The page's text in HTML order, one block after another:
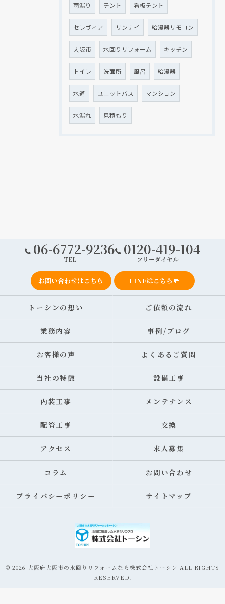
雨漏り テント 看板テント
セレヴィア リンナイ 給湯器リモコン
大阪市 水回りリフォーム キッチン
トイレ 洗面所 風呂 給湯器
水道 ユニットバス マンション
水漏れ 見積もり
06-6772-9236
TEL
0120-419-104
フリーダイヤル
お問い合わせはこちら LINEはこちら
トーシンの想い ご依頼の流れ
業務内容 事例/ブログ
お客様の声 よくあるご質問
当社の特徴 設備工事
内装工事 メンテナンス
配管工事 交換
アクセス 求人募集
コラム お問い合わせ
プライバシーポリシー サイトマップ
© 2026 大阪府大阪市の水回りリフォームなら株式会社トーシン ALL RIGHTS
RESERVED.